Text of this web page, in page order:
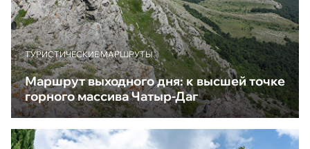
ТУРИСТИЧЕСКИЕ МАРШРУТЫ
Маршрут выходного дня: к высшей точке
горного массива Чатыр-Даг